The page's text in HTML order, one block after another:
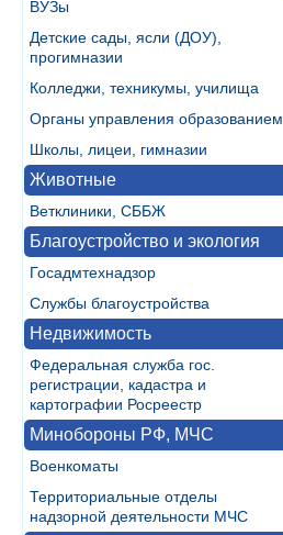
ВУЗы
Детские сады, ясли (ДОУ),
прогимназии
Колледжи, техникумы, училища
Органы управления образованием
Школы, лицеи, гимназии
Животные
Ветклиники, СББЖ
Благоустройство и экология
Госадмтехнадзор
Службы благоустройства
Недвижимость
Федеральная служба гос.
регистрации, кадастра и
картографии Росреестр
Минобороны РФ, МЧС
Военкоматы
Территориальные отделы
надзорной деятельности МЧС